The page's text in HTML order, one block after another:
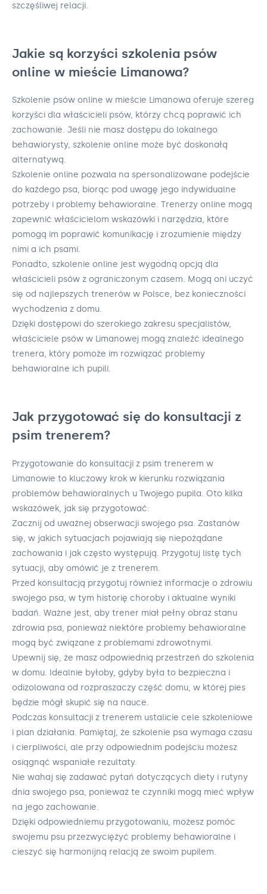
szczęśliwej relacji.
Jakie są korzyści szkolenia psów
online w mieście Limanowa?
Szkolenie psów online w mieście Limanowa oferuje szereg
korzyści dla właścicieli psów, którzy chcą poprawić ich
zachowanie. Jeśli nie masz dostępu do lokalnego
behawiorysty, szkolenie online może być doskonałą
alternatywą.
Szkolenie online pozwala na spersonalizowane podejście
do każdego psa, biorąc pod uwagę jego indywidualne
potrzeby i problemy behawioralne. Trenerzy online mogą
zapewnić właścicielom wskazówki i narzędzia, które
pomogą im poprawić komunikację i zrozumienie między
nimi a ich psami.
Ponadto, szkolenie online jest wygodną opcją dla
właścicieli psów z ograniczonym czasem. Mogą oni uczyć
się od najlepszych trenerów w Polsce, bez konieczności
wychodzenia z domu.
Dzięki dostępowi do szerokiego zakresu specjalistów,
właściciele psów w Limanowej mogą znaleźć idealnego
trenera, który pomoże im rozwiązać problemy
behawioralne ich pupili.
Jak przygotować się do konsultacji z
psim trenerem?
Przygotowanie do konsultacji z psim trenerem w
Limanowie to kluczowy krok w kierunku rozwiązania
problemów behawioralnych u Twojego pupila. Oto kilka
wskazówek, jak się przygotować:
Zacznij od uważnej obserwacji swojego psa. Zastanów
się, w jakich sytuacjach pojawiają się niepożądane
zachowania i jak często występują. Przygotuj listę tych
sytuacji, aby omówić je z trenerem.
Przed konsultacją przygotuj również informacje o zdrowiu
swojego psa, w tym historię choroby i aktualne wyniki
badań. Ważne jest, aby trener miał pełny obraz stanu
zdrowia psa, ponieważ niektóre problemy behawioralne
mogą być związane z problemami zdrowotnymi.
Upewnij się, że masz odpowiednią przestrzeń do szkolenia
w domu. Idealnie byłoby, gdyby była to bezpieczna i
odizolowana od rozpraszaczy część domu, w której pies
będzie mógł skupić się na nauce.
Podczas konsultacji z trenerem ustalicie cele szkoleniowe
i plan działania. Pamiętaj, że szkolenie psa wymaga czasu
i cierpliwości, ale przy odpowiednim podejściu możesz
osiągnąć wspaniałe rezultaty.
Nie wahaj się zadawać pytań dotyczących diety i rutyny
dnia swojego psa, ponieważ te czynniki mogą mieć wpływ
na jego zachowanie.
Dzięki odpowiedniemu przygotowaniu, możesz pomóc
swojemu psu przezwyciężyć problemy behawioralne i
cieszyć się harmonijną relacją ze swoim pupilem.